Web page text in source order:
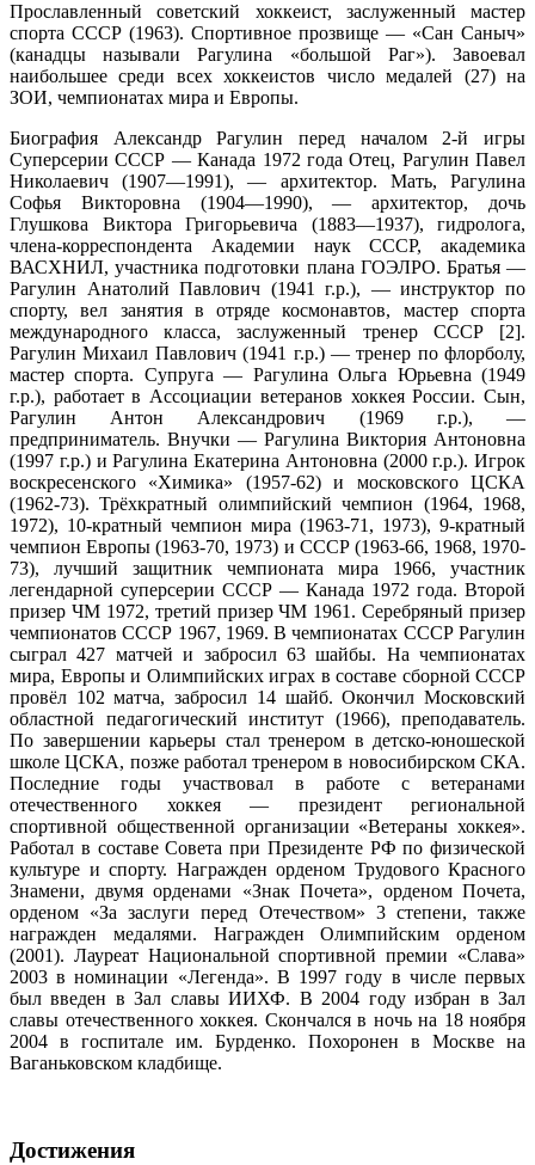
Прославленный советский хоккеист, заслуженный мастер
спорта СССР (1963). Спортивное прозвище — «Сан Саныч»
(канадцы называли Рагулина «большой Раг»). Завоевал
наибольшее среди всех хоккеистов число медалей (27) на
ЗОИ, чемпионатах мира и Европы.
Биография Александр Рагулин перед началом 2-й игры
Суперсерии СССР — Канада 1972 года Отец, Рагулин Павел
Николаевич (1907—1991), — архитектор. Мать, Рагулина
Софья Викторовна (1904—1990), — архитектор, дочь
Глушкова Виктора Григорьевича (1883—1937), гидролога,
члена-корреспондента Академии наук СССР, академика
ВАСХНИЛ, участника подготовки плана ГОЭЛРО. Братья —
Рагулин Анатолий Павлович (1941 г.р.), — инструктор по
спорту, вел занятия в отряде космонавтов, мастер спорта
международного класса, заслуженный тренер СССР [2].
Рагулин Михаил Павлович (1941 г.р.) — тренер по флорболу,
мастер спорта. Супруга — Рагулина Ольга Юрьевна (1949
г.р.), работает в Ассоциации ветеранов хоккея России. Сын,
Рагулин Антон Александрович (1969 г.р.), —
предприниматель. Внучки — Рагулина Виктория Антоновна
(1997 г.р.) и Рагулина Екатерина Антоновна (2000 г.р.). Игрок
воскресенского «Химика» (1957-62) и московского ЦСКА
(1962-73). Трёхкратный олимпийский чемпион (1964, 1968,
1972), 10-кратный чемпион мира (1963-71, 1973), 9-кратный
чемпион Европы (1963-70, 1973) и СССР (1963-66, 1968, 1970-
73), лучший защитник чемпионата мира 1966, участник
легендарной суперсерии СССР — Канада 1972 года. Второй
призер ЧМ 1972, третий призер ЧМ 1961. Серебряный призер
чемпионатов СССР 1967, 1969. В чемпионатах СССР Рагулин
сыграл 427 матчей и забросил 63 шайбы. На чемпионатах
мира, Европы и Олимпийских играх в составе сборной СССР
провёл 102 матча, забросил 14 шайб. Окончил Московский
областной педагогический институт (1966), преподаватель.
По завершении карьеры стал тренером в детско-юношеской
школе ЦСКА, позже работал тренером в новосибирском СКА.
Последние годы участвовал в работе с ветеранами
отечественного хоккея — президент региональной
спортивной общественной организации «Ветераны хоккея».
Работал в составе Совета при Президенте РФ по физической
культуре и спорту. Награжден орденом Трудового Красного
Знамени, двумя орденами «Знак Почета», орденом Почета,
орденом «За заслуги перед Отечеством» 3 степени, также
награжден медалями. Награжден Олимпийским орденом
(2001). Лауреат Национальной спортивной премии «Слава»
2003 в номинации «Легенда». В 1997 году в числе первых
был введен в Зал славы ИИХФ. В 2004 году избран в Зал
славы отечественного хоккея. Скончался в ночь на 18 ноября
2004 в госпитале им. Бурденко. Похоронен в Москве на
Ваганьковском кладбище.
Достижения